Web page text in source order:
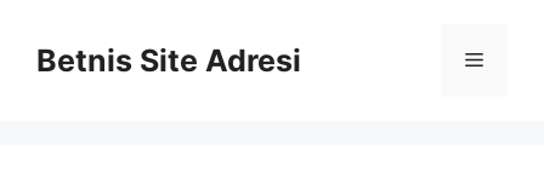
Betnis Site Adresi Menü